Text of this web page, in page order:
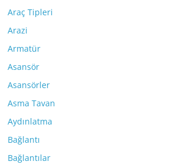
Araç Tipleri
Arazi
Armatür
Asansör
Asansörler
Asma Tavan
Aydınlatma
Bağlantı
Bağlantılar